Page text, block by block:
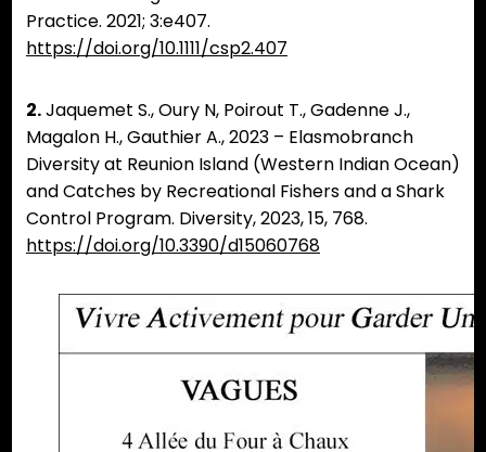
Practice. 2021; 3:e407.
https://doi.org/10.1111/csp2.407
2.Jaquemet S., Oury N, Poirout T., Gadenne J.,
Magalon H., Gauthier A., 2023 – Elasmobranch
Diversity at Reunion Island (Western Indian Ocean)
and Catches by Recreational Fishers and a Shark
Control Program. Diversity, 2023, 15, 768.
https://doi.org/10.3390/d15060768